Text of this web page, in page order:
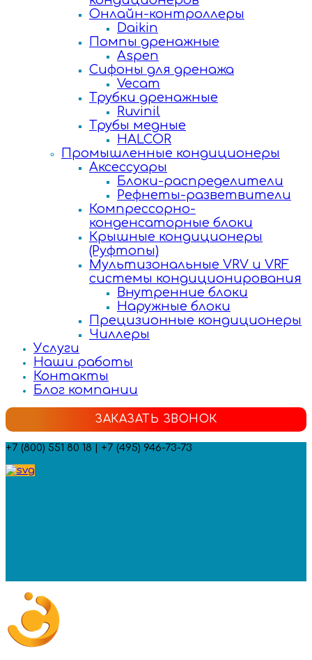
Онлайн-контроллеры
Daikin
Помпы дренажные
Aspen
Сифоны для дренажа
Vecam
Трубки дренажные
Ruvinil
Трубы медные
HALCOR
Промышленные кондиционеры
Аксессуары
Блоки-распределители
Рефнеты-разветвители
Компрессорно-
конденсаторные блоки
Крышные кондиционеры
(Руфтопы)
Мультизональные VRV и VRF
системы кондиционирования
Внутренние блоки
Наружные блоки
Прецизионные кондиционеры
Чиллеры
Услуги
Наши работы
Контакты
Блог компании
ЗАКАЗАТЬ ЗВОНОК
+7 (800) 551 80 18 | +7 (495) 946-73-73